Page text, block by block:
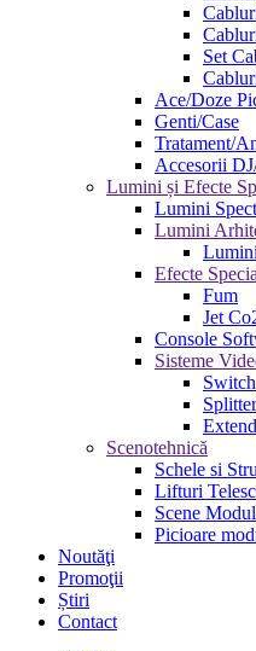
Set
Ace/Doze
Genti/Case
Tratament/
Accesorii
Lumini și Efecte
Lumini
Lumini
Efecte
Fum
Jet
Console
Sisteme
Switch
Splitter
Scenotehnică
Schele si
Lifturi
Scene
Picioare
Noutăţi
Promoţii
Știri
Contact